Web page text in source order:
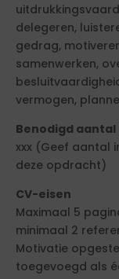
delegeren,
gedrag,
samenwerken,
vermogen,
Benodigd
xxx (Geef aantal
deze opdracht)
CV-eisen
Maximaal 5
minimaal 2
Motivatie
toegevoegd als